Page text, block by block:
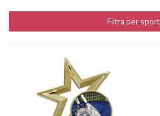
Filtra per sport